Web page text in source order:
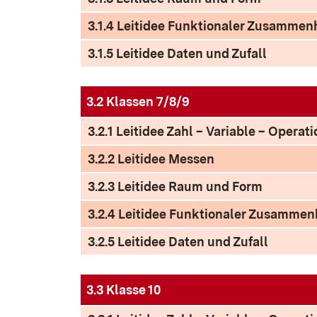
3.1.4 Leitidee Funktionaler
3.1.5 Leitidee Daten und Zufall
3.2 Klassen 7/8/9
3.2.1 Leitidee Zahl – Variable –
3.2.2 Leitidee Messen
3.2.3 Leitidee Raum und Form
3.2.4 Leitidee Funktionaler
3.2.5 Leitidee Daten und Zufall
3.3 Klasse 10